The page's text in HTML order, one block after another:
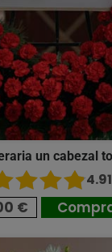
un cabezal
€